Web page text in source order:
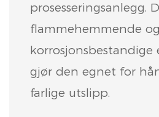
prosesseringsanlegg.
flammehemmende og
korrosjonsbestandige
gjør den egnet for
farlige utslipp.